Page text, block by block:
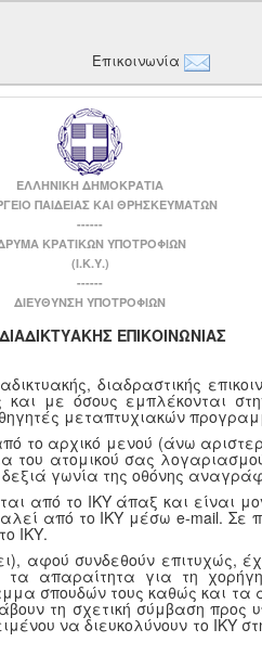
Επικοινωνία
ΕΛΛΗΝΙΚΗ ΔΗΜΟΚΡΑΤΙΑ
ΠΑΙΔΕΙΑΣ ΚΑΙ ΘΡΗΣΚΕΥΜΑΤΩΝ
------
ΚΡΑΤΙΚΩΝ ΥΠΟΤΡΟΦΙΩΝ
(Ι.Κ.Υ.)
------
ΔΙΕΥΘΥΝΣΗ ΥΠΟΤΡΟΦΙΩΝ
ΕΠΙΚΟΙΝΩΝΙΑΣ
διαδραστικής
με όσους εμπλέκονται
μεταπτυχιακών
το αρχικό μενού (άνω
του ατομικού σας
δεξιά γωνία της οθόνης
από το ΙΚΥ άπαξ και είναι
από το ΙΚΥ μέσω e-mail. Σε
ΙΚΥ.
αφού συνδεθούν επιτυχώς,
απαραίτητα για τη
σπουδών τους καθώς και τα
τη σχετική σύμβαση προς
να διευκολύνουν το ΙΚΥ